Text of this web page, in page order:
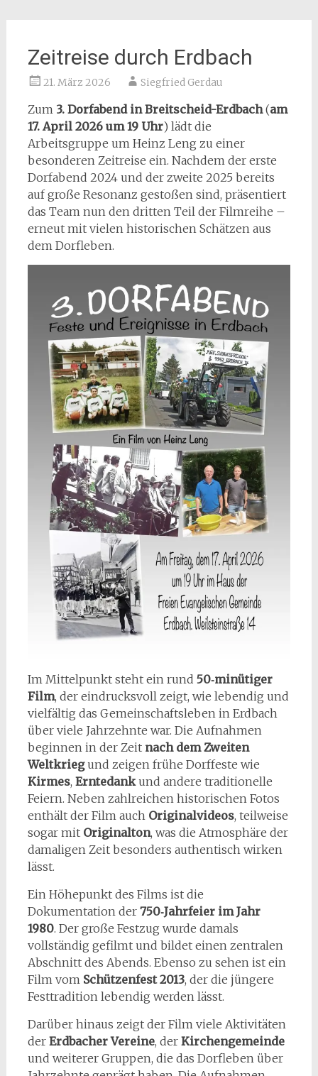
Zeitreise durch Erdbach
21. März 2026 Siegfried Gerdau
Zum 3. Dorfabend in Breitscheid-Erdbach(am
17. April 2026 um 19 Uhr) lädt die
Arbeitsgruppe um Heinz Leng zu einer
besonderen Zeitreise ein. Nachdem der erste
Dorfabend 2024 und der zweite 2025 bereits
auf große Resonanz gestoßen sind, präsentiert
das Team nun den dritten Teil der Filmreihe –
erneut mit vielen historischen Schätzen aus
dem Dorfleben.
Im Mittelpunkt steht ein rund 50‑minütiger
Film, der eindrucksvoll zeigt, wie lebendig und
vielfältig das Gemeinschaftsleben in Erdbach
über viele Jahrzehnte war. Die Aufnahmen
beginnen in der Zeit nach dem Zweiten
Weltkriegund zeigen frühe Dorffeste wie
Kirmes, Erntedankund andere traditionelle
Feiern. Neben zahlreichen historischen Fotos
enthält der Film auch Originalvideos, teilweise
sogar mit Originalton, was die Atmosphäre der
damaligen Zeit besonders authentisch wirken
lässt.
Ein Höhepunkt des Films ist die
Dokumentation der 750‑Jahrfeier im Jahr
1980. Der große Festzug wurde damals
vollständig gefilmt und bildet einen zentralen
Abschnitt des Abends. Ebenso zu sehen ist ein
Film vom Schützenfest 2013, der die jüngere
Festtradition lebendig werden lässt.
Darüber hinaus zeigt der Film viele Aktivitäten
der Erdbacher Vereine, der Kirchengemeinde
und weiterer Gruppen, die das Dorfleben über